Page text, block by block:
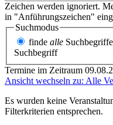
Zeichen werden ignoriert.
in "Anführungszeichen"
Suchmodus
finde alle Suchbegriffe
Suchbegriff
Termine im Zeitraum
Ansicht wechseln zu: Alle
Es wurden keine
Filterkriterien entsprechen.